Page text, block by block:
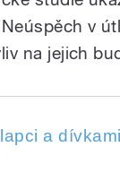
v
na jejich